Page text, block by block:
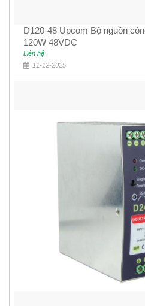
D120-48 Upcom Bộ nguồn
120W 48VDC
Liên hệ
11-12-2025